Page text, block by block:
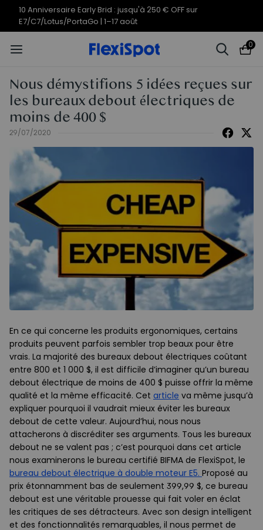
10 Anniversaire Early Brid : jusqu'à 250 € OFF sur
E7/C7/Lotus/PortaGo | 1–17 août
0
Nous démystifions 5 idées reçues sur
les bureaux debout électriques de
moins de 400 $
29/07/2020
En ce qui concerne les produits ergonomiques, certains
produits peuvent parfois sembler trop beaux pour être
vrais. La majorité des bureaux debout électriques coûtant
entre 800 et 1 000 $, il est difficile d’imaginer qu’un bureau
debout électrique de moins de 400 $ puisse offrir la même
qualité et la même efficacité. Cet article va même jusqu’à
expliquer pourquoi il vaudrait mieux éviter les bureaux
debout de cette valeur. Aujourd’hui, nous nous
attacherons à discréditer ses arguments. Tous les bureaux
debout ne se valent pas ; c’est pourquoi dans cet article
nous examinerons le bureau certifié BIFMA de FlexiSpot, le
bureau debout électrique à double moteur E5. Proposé au
prix étonnamment bas de seulement 399,99 $, ce bureau
debout est une véritable prouesse qui fait voler en éclat
les critiques de ses détracteurs. Avec son design intelligent
et des fonctionnalités remarquables, il nous permet de